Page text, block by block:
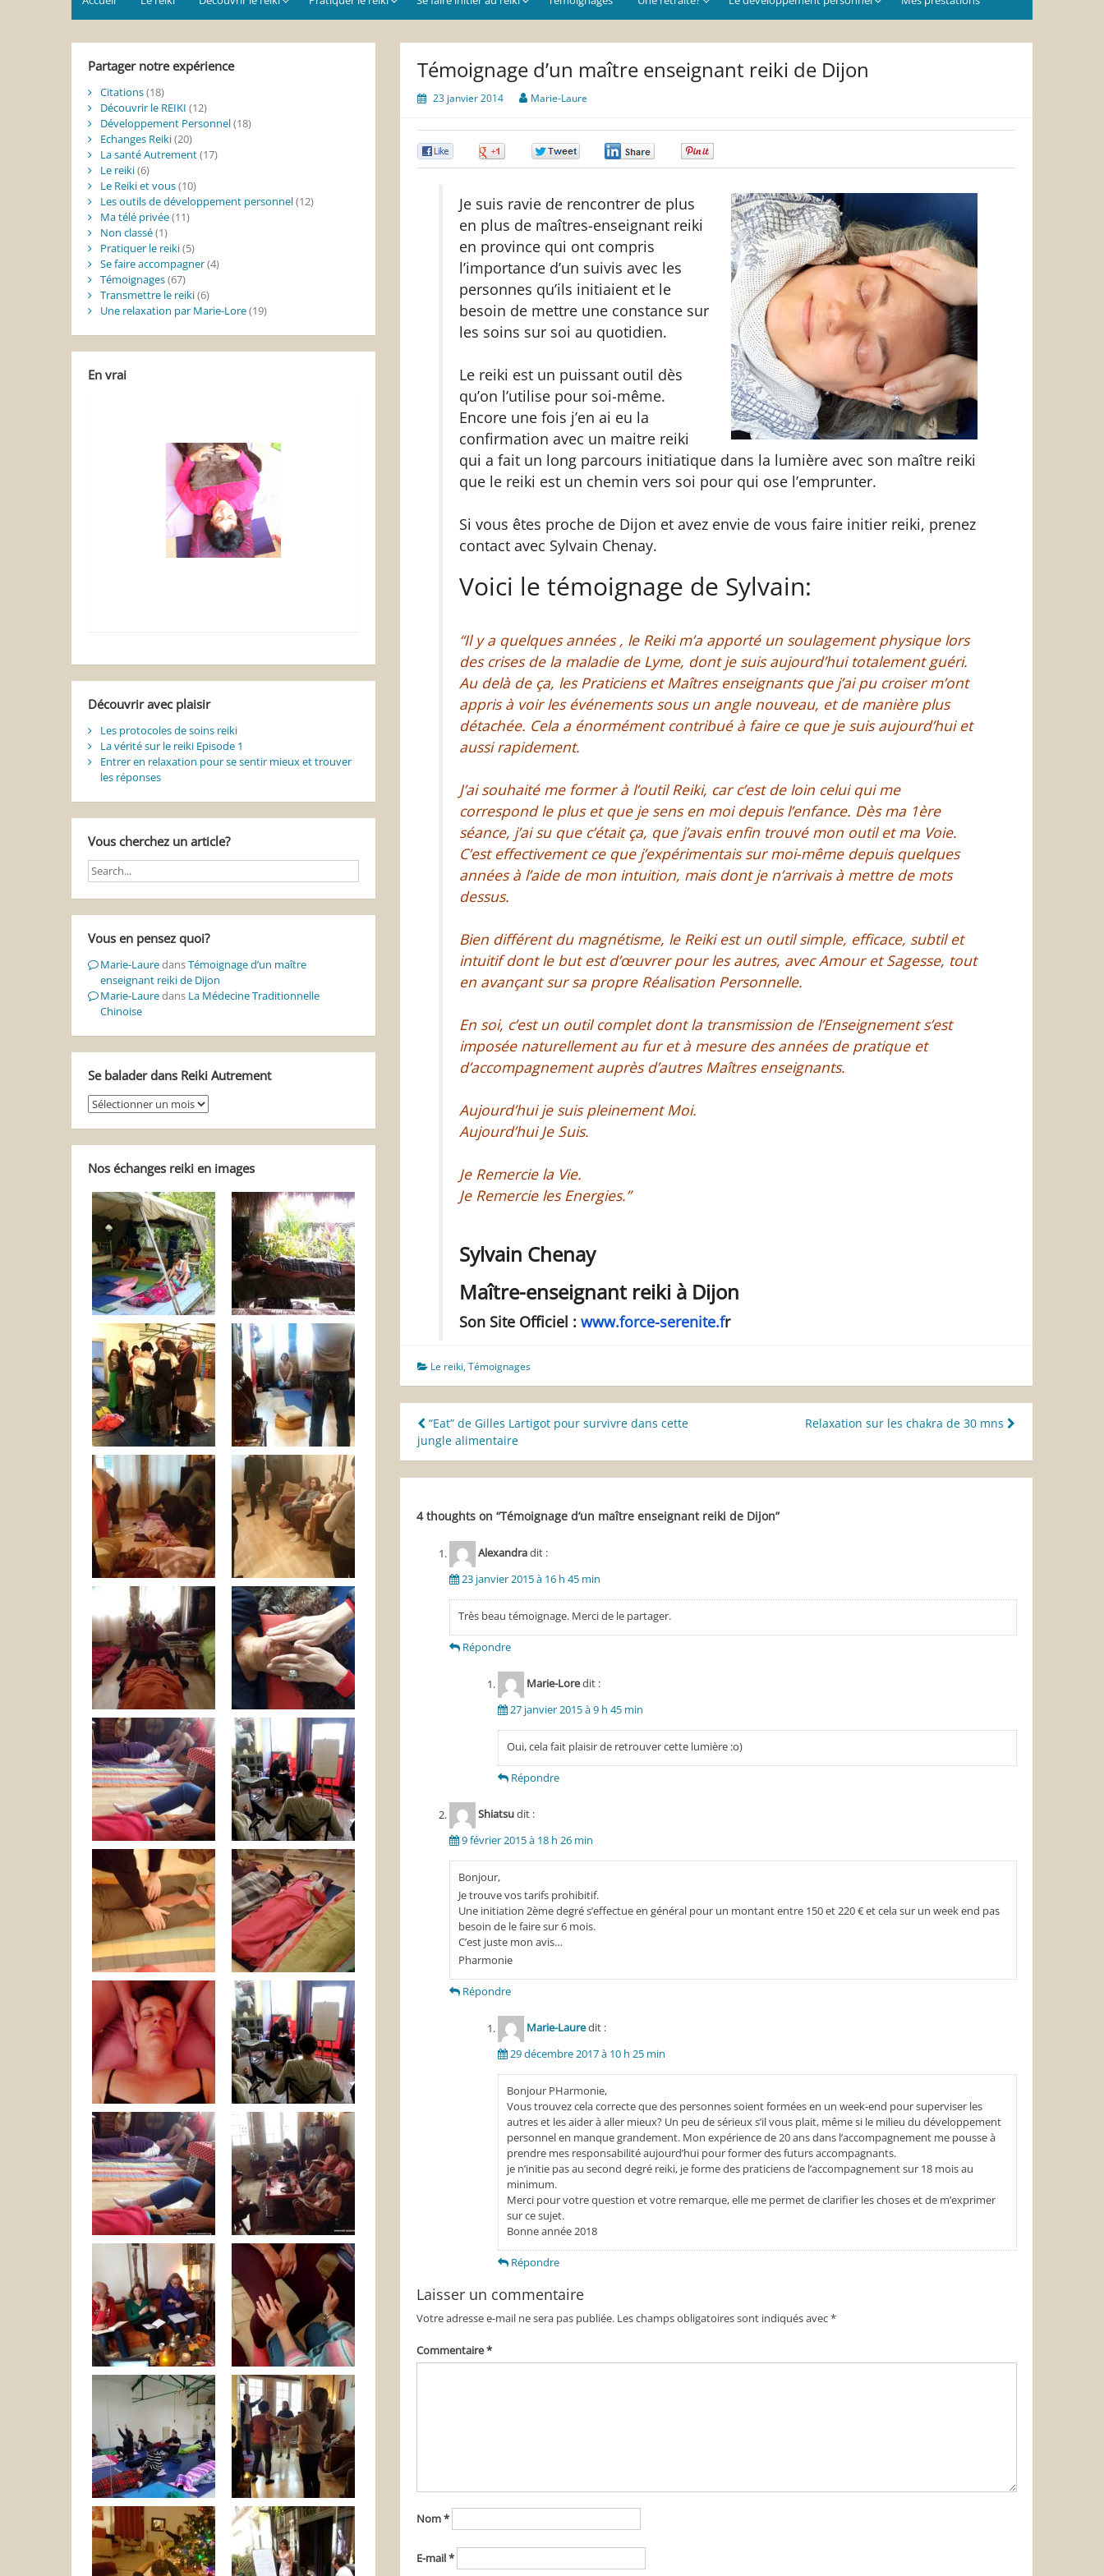
Témoignage d’un maître enseignant reiki de Dijon
23 janvier 2014 Marie-Laure
Je suis ravie de rencontrer de plus
en plus de maîtres-enseignant reiki
en province qui ont compris
l’importance d’un suivis avec les
personnes qu’ils initiaient et le
besoin de mettre une constance sur
les soins sur soi au quotidien.
Le reiki est un puissant outil dès
qu’on l’utilise pour soi-même.
Encore une fois j’en ai eu la
confirmation avec un maitre reiki
qui a fait un long parcours initiatique dans la lumière avec son maître reiki
que le reiki est un chemin vers soi pour qui ose l’emprunter.
Si vous êtes proche de Dijon et avez envie de vous faire initier reiki, prenez
contact avec Sylvain Chenay.
Voici le témoignage de Sylvain:
“Il y a quelques années , le Reiki m’a apporté un soulagement physique lors
des crises de la maladie de Lyme, dont je suis aujourd’hui totalement guéri.
Au delà de ça, les Praticiens et Maîtres enseignants que j’ai pu croiser m’ont
appris à voir les événements sous un angle nouveau, et de manière plus
détachée. Cela a énormément contribué à faire ce que je suis aujourd’hui et
aussi rapidement.
J’ai souhaité me former à l’outil Reiki, car c’est de loin celui qui me
correspond le plus et que je sens en moi depuis l’enfance. Dès ma 1ère
séance, j’ai su que c’était ça, que j’avais enfin trouvé mon outil et ma Voie.
C’est effectivement ce que j’expérimentais sur moi-même depuis quelques
années à l’aide de mon intuition, mais dont je n’arrivais à mettre de mots
dessus.
Bien différent du magnétisme, le Reiki est un outil simple, efficace, subtil et
intuitif dont le but est d’œuvrer pour les autres, avec Amour et Sagesse, tout
en avançant sur sa propre Réalisation Personnelle.
En soi, c’est un outil complet dont la transmission de l’Enseignement s’est
imposée naturellement au fur et à mesure des années de pratique et
d’accompagnement auprès d’autres Maîtres enseignants.
Aujourd’hui je suis pleinement Moi.
Aujourd’hui Je Suis.
Je Remercie la Vie.
Je Remercie les Energies.”
Sylvain Chenay
Maître-enseignant reiki à Dijon
Son Site Officiel :www.force-serenite.fr
Le reiki,Témoignages
Navigation
de
l’article
“Eat” de Gilles Lartigot pour survivre dans cette
jungle alimentaire
Relaxation sur les chakra de 30 mns
4 thoughts on “Témoignage d’un maître enseignant reiki de Dijon”
Alexandradit :
23 janvier 2015 à 16 h 45 min
Très beau témoignage. Merci de le partager.
Répondre
Marie-Loredit :
27 janvier 2015 à 9 h 45 min
Oui, cela fait plaisir de retrouver cette lumière :o)
Répondre
Shiatsudit :
9 février 2015 à 18 h 26 min
Bonjour,
Je trouve vos tarifs prohibitif.
Une initiation 2ème degré s’effectue en général pour un montant entre 150 et 220 € et cela sur un week end pas
besoin de le faire sur 6 mois.
C’est juste mon avis…
Pharmonie
Répondre
Marie-Lauredit :
29 décembre 2017 à 10 h 25 min
Bonjour PHarmonie,
Vous trouvez cela correcte que des personnes soient formées en un week-end pour superviser les
autres et les aider à aller mieux? Un peu de sérieux s’il vous plait, même si le milieu du développement
personnel en manque grandement. Mon expérience de 20 ans dans l’accompagnement me pousse à
prendre mes responsabilité aujourd’hui pour former des futurs accompagnants.
je n’initie pas au second degré reiki, je forme des praticiens de l’accompagnement sur 18 mois au
minimum.
Merci pour votre question et votre remarque, elle me permet de clarifier les choses et de m’exprimer
sur ce sujet.
Bonne année 2018
Répondre
Laisser un commentaire
Votre adresse e-mail ne sera pas publiée. Les champs obligatoires sont indiqués avec*
Commentaire*
Nom*
E-mail*
Partager notre expérience
Citations(18)
Découvrir le REIKI (12)
Développement Personnel(18)
Echanges Reiki(20)
La santé Autrement(17)
Le reiki(6)
Le Reiki et vous(10)
Les outils de développement personnel(12)
Ma télé privée(11)
Non classé(1)
Pratiquer le reiki(5)
Se faire accompagner(4)
Témoignages(67)
Transmettre le reiki(6)
Une relaxation par Marie-Lore(19)
En vrai
Découvrir avec plaisir
Les protocoles de soins reiki
La vérité sur le reiki Episode 1
Entrer en relaxation pour se sentir mieux et trouver
les réponses
Vous cherchez un article?
Vous en pensez quoi?
Marie-LauredansTémoignage d’un maître
enseignant reiki de Dijon
Marie-Lauredans La Médecine Traditionnelle
Chinoise
Se balader dans Reiki Autrement
Se
balader
dans
Reiki
Autrement
Nos échanges reiki en images